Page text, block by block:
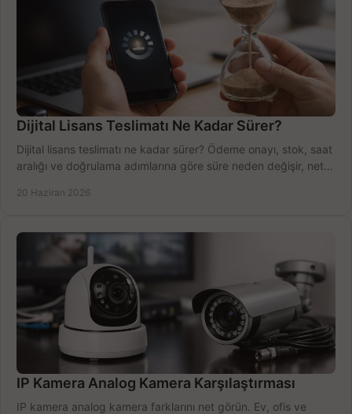
Dijital Lisans Teslimatı Ne Kadar Sürer?
Dijital lisans teslimatı ne kadar sürer? Ödeme onayı, stok, saat
aralığı ve doğrulama adımlarına göre süre neden değişir, net
20 Haziran 2026
IP Kamera Analog Kamera Karşılaştırması
IP kamera analog kamera farklarını net görün. Ev, ofis ve